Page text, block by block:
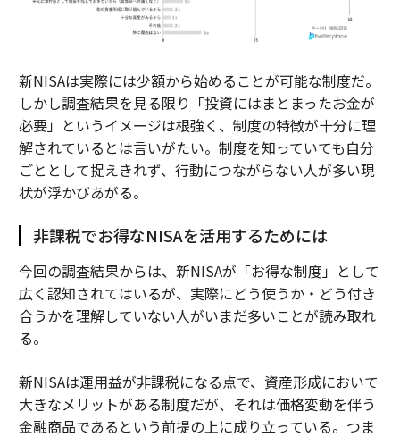
新NISAは実際には少額から始めることが可能な制度だ。
しかし調査結果を見る限り「投資にはまとまったお金が
必要」というイメージは根強く、制度の特徴が十分に理
解されているとは言いがたい。制度を知っていても自分
ごととして捉えきれず、行動につながらない人が多い現
状が浮かびあがる。
非課税でお得なNISAを活用するためには
今回の調査結果からは、新NISAが「お得な制度」として
広く認知されてはいるが、実際にどう使うか・どう付き
合うかを理解していない人がいまだ多いことが読み取れ
る。
新NISAは運用益が非課税になる点で、資産形成において
大きなメリットがある制度だが、それは価格変動を伴う
金融商品であるという前提の上に成り立っている。つま